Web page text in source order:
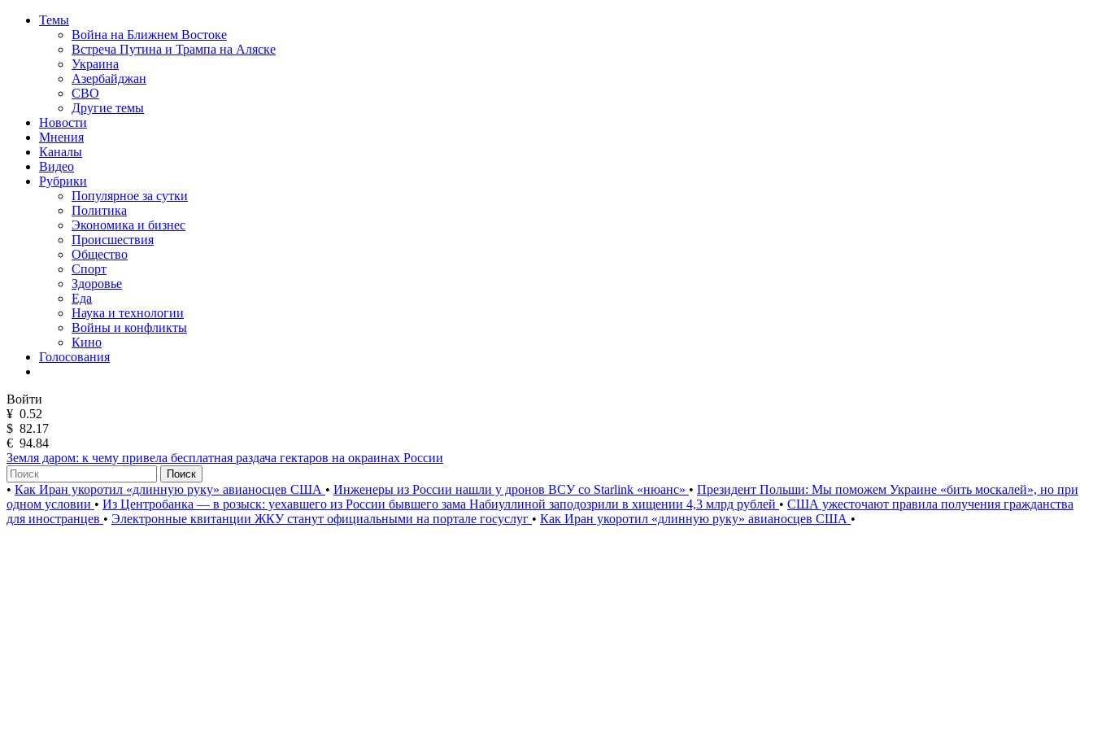
Темы
Война на Ближнем Востоке
Встреча Путина и Трампа на Аляске
Украина
Азербайджан
СВО
Другие темы
Новости
Мнения
Каналы
Видео
Рубрики
Популярное за сутки
Политика
Экономика и бизнес
Происшествия
Общество
Спорт
Здоровье
Еда
Наука и технологии
Войны и конфликты
Кино
Голосования
Войти
¥ 0.52
$ 82.17
€ 94.84
Земля даром: к чему привела бесплатная раздача гектаров на окраинах России
Поиск
• Как Иран укоротил «длинную руку» авианосцев США • Инженеры из России нашли у дронов ВСУ со Starlink «нюанс» • Президент Польши: Мы поможем Украине «бить москалей», но при
одном условии • Из Центробанка — в розыск: уехавшего из России бывшего зама Набиуллиной заподозрили в хищении 4,3 млрд рублей • США ужесточают правила получения гражданства
для иностранцев • Электронные квитанции ЖКУ станут официальными на портале госуслуг • Как Иран укоротил «длинную руку» авианосцев США •